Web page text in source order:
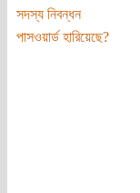
সদস্য নিবন্ধন
পাসওয়ার্ড হারিয়েছে?